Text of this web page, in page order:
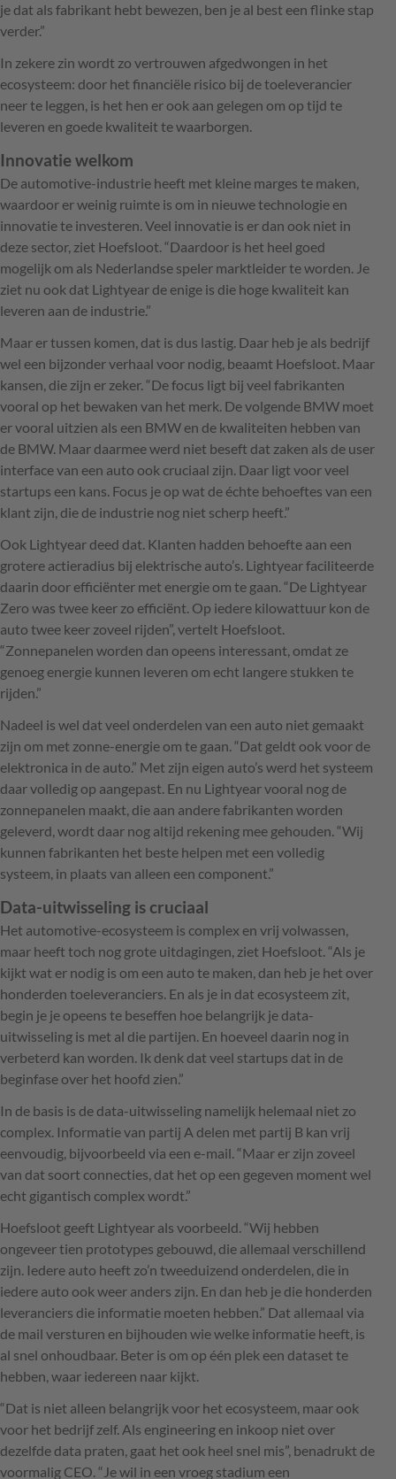
je dat als fabrikant hebt bewezen, ben je al best een flinke stap
verder.”
In zekere zin wordt zo vertrouwen afgedwongen in het
ecosysteem: door het financiële risico bij de toeleverancier
neer te leggen, is het hen er ook aan gelegen om op tijd te
leveren en goede kwaliteit te waarborgen.
Innovatie welkom
De automotive-industrie heeft met kleine marges te maken,
waardoor er weinig ruimte is om in nieuwe technologie en
innovatie te investeren. Veel innovatie is er dan ook niet in
deze sector, ziet Hoefsloot. “Daardoor is het heel goed
mogelijk om als Nederlandse speler marktleider te worden. Je
ziet nu ook dat Lightyear de enige is die hoge kwaliteit kan
leveren aan de industrie.”
Maar er tussen komen, dat is dus lastig. Daar heb je als bedrijf
wel een bijzonder verhaal voor nodig, beaamt Hoefsloot. Maar
kansen, die zijn er zeker. “De focus ligt bij veel fabrikanten
vooral op het bewaken van het merk. De volgende BMW moet
er vooral uitzien als een BMW en de kwaliteiten hebben van
de BMW. Maar daarmee werd niet beseft dat zaken als de user
interface van een auto ook cruciaal zijn. Daar ligt voor veel
startups een kans. Focus je op wat de échte behoeftes van een
klant zijn, die de industrie nog niet scherp heeft.”
Ook Lightyear deed dat. Klanten hadden behoefte aan een
grotere actieradius bij elektrische auto’s. Lightyear faciliteerde
daarin door efficiënter met energie om te gaan. “De Lightyear
Zero was twee keer zo efficiënt. Op iedere kilowattuur kon de
auto twee keer zoveel rijden”, vertelt Hoefsloot.
“Zonnepanelen worden dan opeens interessant, omdat ze
genoeg energie kunnen leveren om echt langere stukken te
rijden.”
Nadeel is wel dat veel onderdelen van een auto niet gemaakt
zijn om met zonne-energie om te gaan. “Dat geldt ook voor de
elektronica in de auto.” Met zijn eigen auto’s werd het systeem
daar volledig op aangepast. En nu Lightyear vooral nog de
zonnepanelen maakt, die aan andere fabrikanten worden
geleverd, wordt daar nog altijd rekening mee gehouden. “Wij
kunnen fabrikanten het beste helpen met een volledig
systeem, in plaats van alleen een component.”
Data-uitwisseling is cruciaal
Het automotive-ecosysteem is complex en vrij volwassen,
maar heeft toch nog grote uitdagingen, ziet Hoefsloot. “Als je
kijkt wat er nodig is om een auto te maken, dan heb je het over
honderden toeleveranciers. En als je in dat ecosysteem zit,
begin je je opeens te beseffen hoe belangrijk je data-
uitwisseling is met al die partijen. En hoeveel daarin nog in
verbeterd kan worden. Ik denk dat veel startups dat in de
beginfase over het hoofd zien.”
In de basis is de data-uitwisseling namelijk helemaal niet zo
complex. Informatie van partij A delen met partij B kan vrij
eenvoudig, bijvoorbeeld via een e-mail. “Maar er zijn zoveel
van dat soort connecties, dat het op een gegeven moment wel
echt gigantisch complex wordt.”
Hoefsloot geeft Lightyear als voorbeeld. “Wij hebben
ongeveer tien prototypes gebouwd, die allemaal verschillend
zijn. Iedere auto heeft zo’n tweeduizend onderdelen, die in
iedere auto ook weer anders zijn. En dan heb je die honderden
leveranciers die informatie moeten hebben.” Dat allemaal via
de mail versturen en bijhouden wie welke informatie heeft, is
al snel onhoudbaar. Beter is om op één plek een dataset te
hebben, waar iedereen naar kijkt.
“Dat is niet alleen belangrijk voor het ecosysteem, maar ook
voor het bedrijf zelf. Als engineering en inkoop niet over
dezelfde data praten, gaat het ook heel snel mis”, benadrukt de
voormalig CEO. “Je wil in een vroeg stadium een